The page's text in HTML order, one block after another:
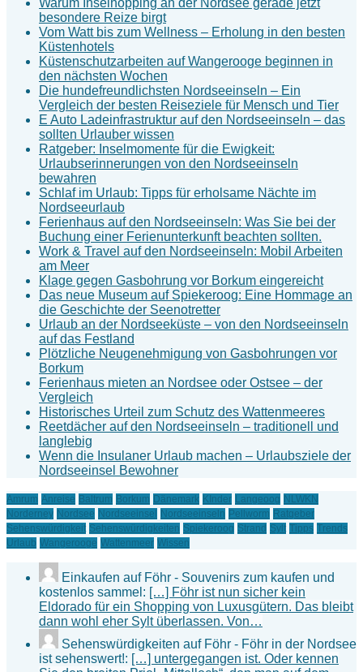
Warum Inselhopping an der Nordsee gerade jetzt
besondere Reize birgt
Vom Watt bis zum Wellness – Erholung in den besten
Küstenhotels
Küstenschutzarbeiten auf Wangerooge beginnen in
den nächsten Wochen
Die hundefreundlichsten Nordseeinseln – Ein
Vergleich der besten Reiseziele für Mensch und Tier
E Auto Ladeinfrastruktur auf den Nordseeinseln – das
sollten Urlauber wissen
Ratgeber: Inselmomente für die Ewigkeit:
Urlaubserinnerungen von den Nordseeinseln
bewahren
Schlaf im Urlaub: Tipps für erholsame Nächte im
Nordseeurlaub
Ferienhaus auf den Nordseeinseln: Was Sie bei der
Buchung einer Ferienunterkunft beachten sollten.
Work & Travel auf den Nordseeinseln: Mobil Arbeiten
am Meer
Klage gegen Gasbohrung vor Borkum eingereicht
Das neue Museum auf Spiekeroog: Eine Hommage an
die Geschichte der Seenotretter
Urlaub an der Nordseeküste – von den Nordseeinseln
auf das Festland
Plötzliche Neugenehmigung von Gasbohrungen vor
Borkum
Ferienhaus mieten an Nordsee oder Ostsee – der
Vergleich
Historisches Urteil zum Schutz des Wattenmeeres
Reetdächer auf den Nordseeinseln – traditionell und
langlebig
Wenn die Insulaner Urlaub machen – Urlaubsziele der
Nordseeinsel Bewohner
Amrum Anreise Baltrum Borkum Dänemark KInder Langeoog NLWKN
Norderney Nordsee Nordseeinsel Nordseeinseln Pellworm Ratgeber
Sehenswürdigkeit Sehenswürdigkeiten Spiekeroog Strand Sylt Tipps Trends
Urlaub Wangerooge Wattenmeer Wissen
Einkaufen auf Föhr - Souvenirs zum kaufen und
kostenlos sammel: […] Föhr ist nun sicher kein
Eldorado für ein Shopping von Luxusgütern. Das bleibt
dann wohl eher Sylt überlassen. Von…
Sehenswürdigkeiten auf Föhr - Föhr in der Nordsee
ist sehenswert!: […] untergegangen ist. Oder kennen